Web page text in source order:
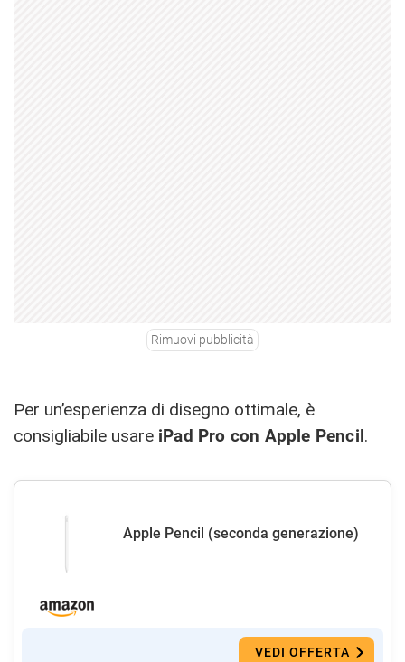
Rimuovi pubblicità
Per un’esperienza di disegno ottimale, è
consigliabile usare iPad Pro con Apple Pencil.
Apple Pencil (seconda generazione)
VEDI OFFERTA